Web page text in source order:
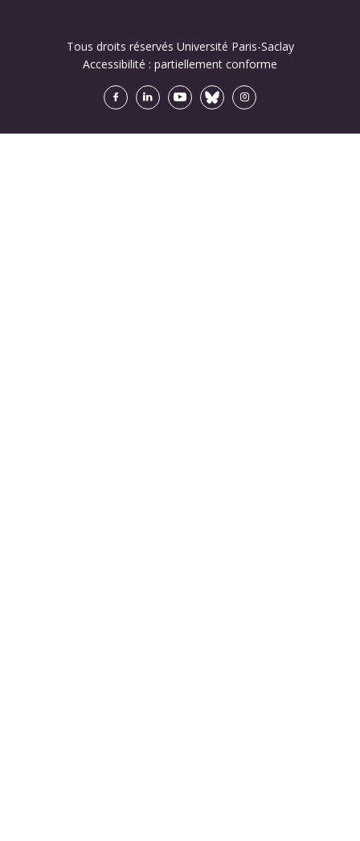
Tous droits réservés Université Paris-Saclay
Accessibilité : partiellement conforme
FacebookLinkedInYoutubeBlueskyInstagram